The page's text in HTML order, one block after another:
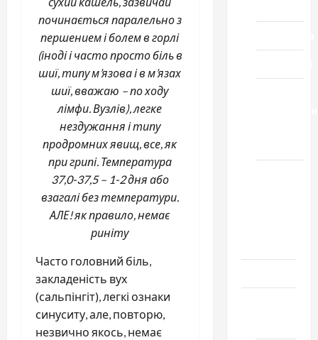
починається паралельно з
першением і болем в горлі
(іноді і часто просто біль в
шиї, типу м’язова і в м’язах
шиї, вважаю – по ходу
лімфи. Вузлів), легке
нездужання і типу
продромних явищ, все, як
при грипі. Температура
37,0-37,5 – 1-2 дня або
взагалі без температури.
АЛЕ! як правило, немає
риніту
Часто головний біль,
закладеність вух
(сальпінгіт), легкі ознаки
синуситу, але, повторю,
незвично якось, немає